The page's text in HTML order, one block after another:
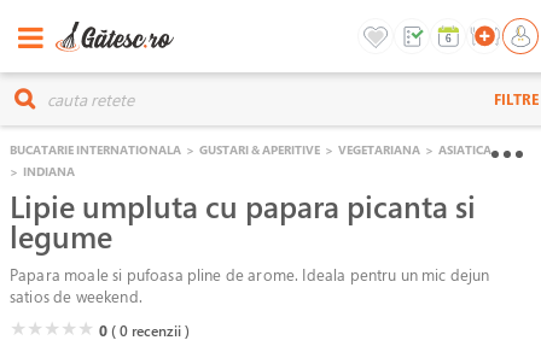
FILTRE
BUCATARIE INTERNATIONALA > GUSTARI & APERITIVE > VEGETARIANA > ASIATICA
> INDIANA
Lipie umpluta cu papara picanta si
legume
Papara moale si pufoasa pline de arome. Ideala pentru un mic dejun
satios de weekend.
( )
★( )
★( )
★( )
★( )
★ 0( 0 recenzii )